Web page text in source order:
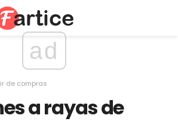
ad
de compras
a rayas de